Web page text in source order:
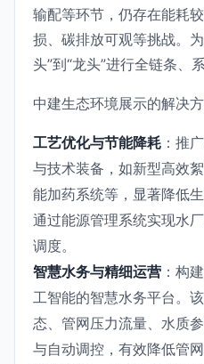
输配等环节，仍存在能耗
损、碳排放可观等挑战。
头”到“龙头”进行全链条、
中建生态环境展示的解决
工艺优化与节能降耗 ：推
与技术装备，如新型高效
能加药系统等，显著降低
通过能源管理系统实现水
调度。
智慧水务与精细运营 ：构
工智能的智慧水务平台。
态、管网压力流量、水质
与自动调控，有效降低管